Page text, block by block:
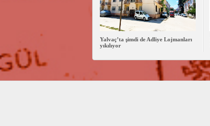
Yalvaç’ta şimdi de Adliye Lojmanları
yıkılıyor